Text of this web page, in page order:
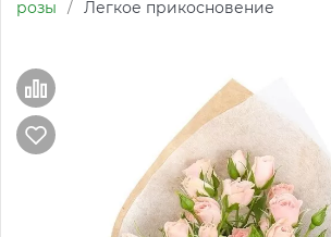
розы
/ Легкое прикосновение